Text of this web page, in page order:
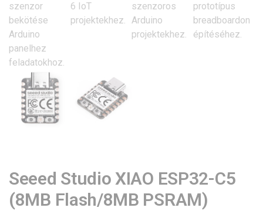
Seeed Studio XIAO ESP32-C5
(8MB Flash/8MB PSRAM)